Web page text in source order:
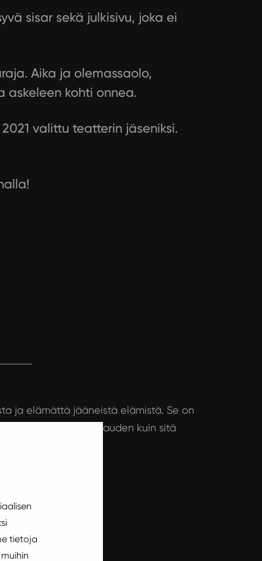
tietoja
sisar sekä julkisivu, joka ei
Aika ja olemassaolo,
kohti onnea.
valittu teatterin jäseniksi.
ja elämättä jääneistä elämistä. Se on
purkittaa niin vapauden kuin sitä